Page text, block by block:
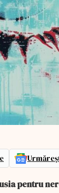
pentru